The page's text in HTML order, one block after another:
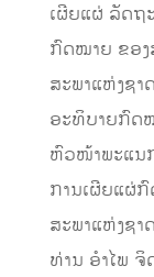
ເຜີຍແຜ່ ລັດຖ
ກົດໝາຍ ຂອງ
ສະພາແຫ່ງຊ
ອະທິບາຍກົດ
ຫົວໜ້າພະແນ
ການເຜີຍແຜ່
ສະພາແຫ່ງຊ
ທ່ານ ອຳໄພ